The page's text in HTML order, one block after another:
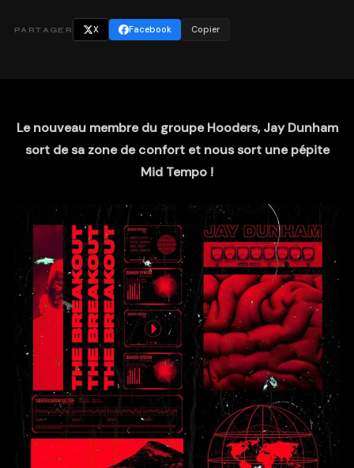
PARTAGER X Facebook Copier
Le nouveau membre du groupe Hooders, Jay Dunham
sort de sa zone de confort et nous sort une pépite
Mid Tempo !